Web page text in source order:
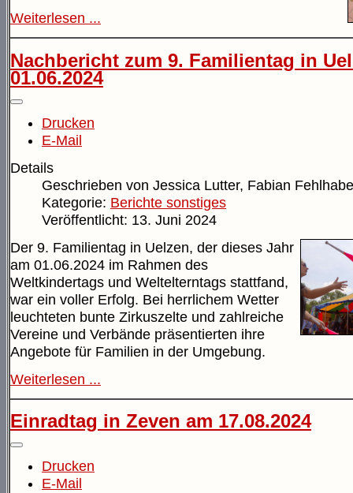
Weiterlesen ...
Nachbericht zum 9. Familientag in
01.06.2024
Drucken
E-Mail
Details
Geschrieben von Jessica Lutter, Fabian
Kategorie: Berichte sonstiges
Veröffentlicht: 13. Juni 2024
Der 9. Familientag in Uelzen, der dieses Jahr
am 01.06.2024 im Rahmen des
Weltkindertags und Weltelterntags stattfand,
war ein voller Erfolg. Bei herrlichem Wetter
leuchteten bunte Zirkuszelte und zahlreiche
Vereine und Verbände präsentierten ihre
Angebote für Familien in der Umgebung.
Weiterlesen ...
Einradtag in Zeven am 17.08.2024
Drucken
E-Mail